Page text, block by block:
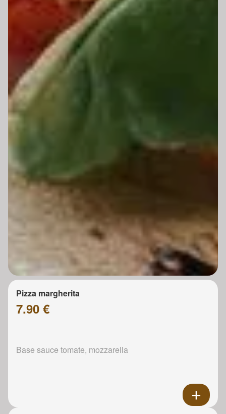
Pizza margherita
7.90 €
Base sauce tomate, mozzarella